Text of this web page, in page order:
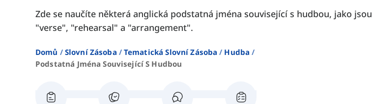
Zde se naučíte některá anglická podstatná jména související s hudbou, jako jsou
"verse", "rehearsal" a "arrangement".
Domů Slovní Zásoba Tematická Slovní Zásoba
Hudba
Podstatná Jména Související S Hudbou